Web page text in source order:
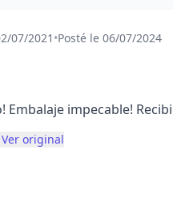
07/2021 •Posté le 06/07/2024
Embalaje impecable!
original